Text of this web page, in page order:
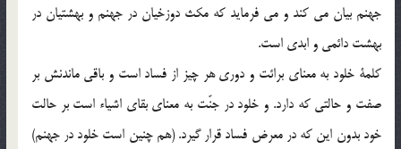
جهنم بيان مي كند و مي فرمايد كه مكث دوزخيان در جهنم و بهشتيان در
بهشت دائمي و ابدي است.
كلمة خلود به معناي برائت و دوري هر چيز از فساد است و باقي ماندنش بر
صفت و حالتي كه دارد. و خلود در جنّت به معناي بقاي اشياء است بر حالت
خود بدون اين كه در معرض فساد قرار گيرد. (هم چنين است خلود در جهنم)